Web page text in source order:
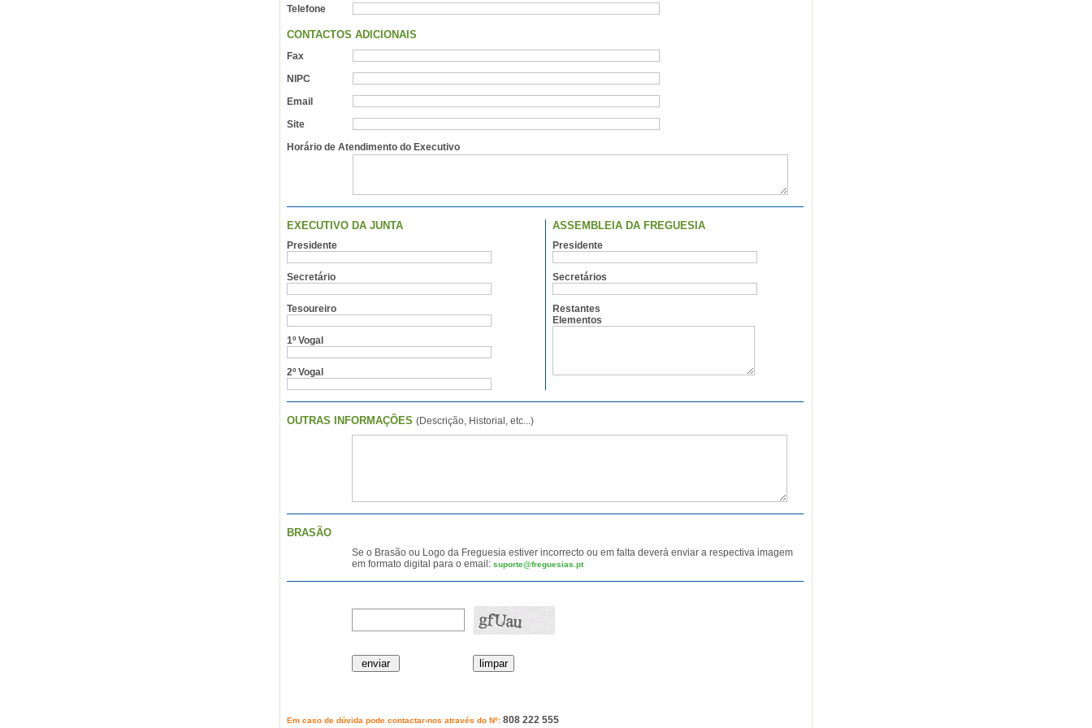
Telefone
CONTACTOS ADICIONAIS
Fax
NIPC
Email
Site
Horário de Atendimento do Executivo
EXECUTIVO DA JUNTA ASSEMBLEIA DA FREGUESIA
Presidente
Secretário
Tesoureiro
1º Vogal
2º Vogal
Presidente
Secretários
Restantes
Elementos
OUTRAS INFORMAÇÕES (Descrição, Historial, etc...)
BRASÃO
Se o Brasão ou Logo da Freguesia estiver incorrecto ou em falta deverá enviar a respectiva imagem
em formato digital para o email: suporte@freguesias.pt
Em caso de dúvida pode contactar-nos através do Nº: 808 222 555